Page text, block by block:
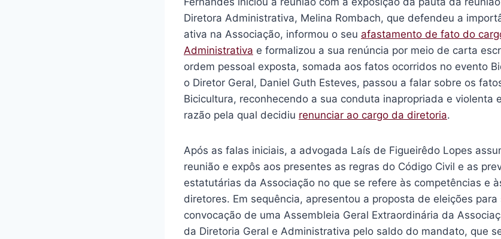
Diretora Administrativa, Melina Rombach, que defendeu a
ativa na Associação, informou o seu afastamento de fato do
Administrativa e formalizou a sua renúncia por meio de carta
ordem pessoal exposta, somada aos fatos ocorridos no evento
o Diretor Geral, Daniel Guth Esteves, passou a falar sobre os
Bicicultura, reconhecendo a sua conduta inapropriada e violenta
razão pela qual decidiu renunciar ao cargo da diretoria.
Após as falas iniciais, a advogada Laís de Figueirêdo Lopes
reunião e expôs aos presentes as regras do Código Civil e as
estatutárias da Associação no que se refere às competências e
diretores. Em sequência, apresentou a proposta de eleições
convocação de uma Assembleia Geral Extraordinária da
da Diretoria Geral e Administrativa pelo saldo do mandato, que